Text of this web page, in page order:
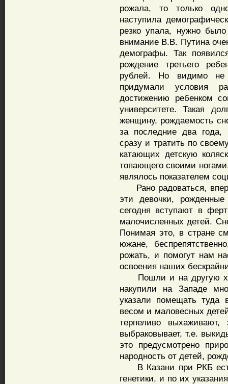
рожала, то только
наступила
резко упала, нужно
внимание В.В. Путина
демографы. Так
рождение третьего
рублей. Но видимо не
придумали условия
достижению ребенком
университете. Такая
женщину, рождаемость
за последние два года,
сразу и тратить по
катающих детскую
топающего своими
являлось показателем
Рано радоваться,
эти девочки,
сегодня вступают в
малочисленных детей.
Понимая это, в стране
южане,
рожать, и помогут нам
освоения наших
Пошли и на другую
накупили на Западе
указали помещать
весом и маловесных
терпеливо
выбраковывает, т.е.
это предусмотрено
народность от детей,
В Казани при РКБ
генетики, и по их